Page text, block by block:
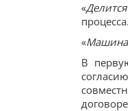
«
процесса.
«Машина
В